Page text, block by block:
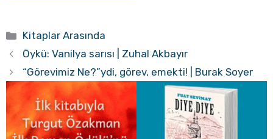
Kategoriler
Kitaplar Arasında
Öykü: Vanilya sarısı | Zuhal Akbayır
“Görevimiz Ne?”ydi, görev, emekti! | Burak Soyer